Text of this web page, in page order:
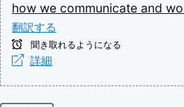
how we communicate and
翻訳する
聞き取れるようになる
詳細